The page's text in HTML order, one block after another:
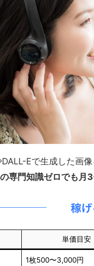
Eで生成した画
専門知識ゼロでも月
稼
単価目安
1枚500〜3,000円